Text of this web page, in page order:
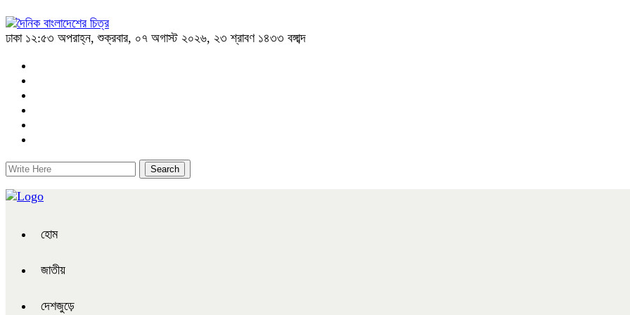
ঢাকা ১২:৫৩ অপরাহ্ন, শুক্রবার, ০৭ অগাস্ট ২০২৬, ২৩ শ্রাবণ ১৪৩৩ বঙ্গাব্দ
হোম
জাতীয়
দেশজুড়ে